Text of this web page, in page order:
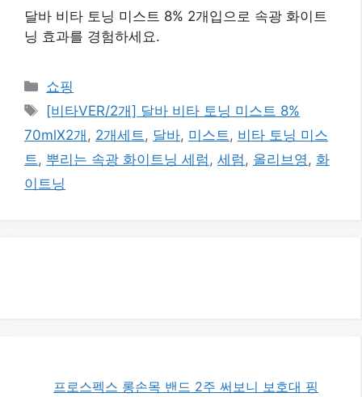
달바 비타 토닝 미스트 8% 2개입으로 속광 화이트
닝 효과를 경험하세요.
카
테
고
리
쇼핑
태
그
[비타VER/2개] 달바 비타 토닝 미스트 8%
70mlX2개 , 2개세트 , 달바, 미스트 , 비타 토닝 미스
트 , 뿌리는 속광 화이트닝 세럼 , 세럼 , 올리브영 , 화
이트닝
프로스펙스 롱손목 밴드 2주 써보니 보호대 핑